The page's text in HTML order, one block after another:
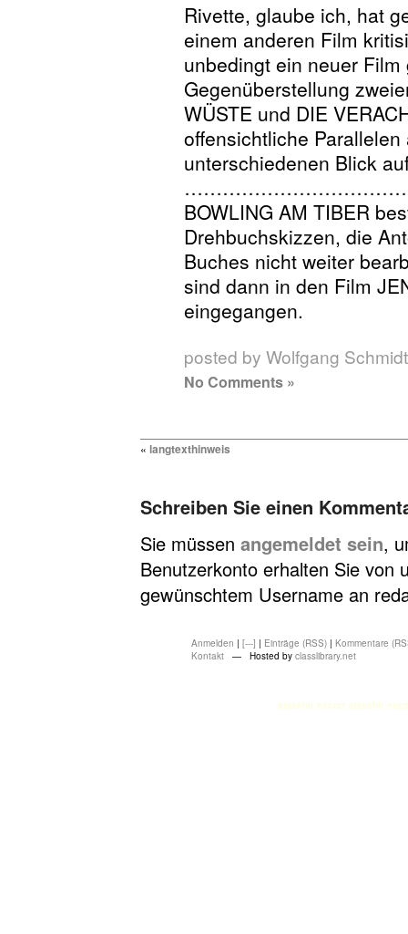
Rivette, glaube ich, hat
einem anderen Film
unbedingt ein neuer
Gegenüberstellung
WÜSTE und DIE
offensichtliche
unterschiedenen Blick
BOWLING AM TIBER
Drehbuchskizzen, die
Buches nicht weiter
sind dann in den Film
eingegangen.
posted by Wolfgang Schmidt
No Comments »
« langtexthinweis
Schreiben Sie einen
Sie müssen angemeldet sein,
Benutzerkonto erhalten Sie von
gewünschtem Username an
Anmelden | [---] | Einträge (RSS) | Kommentare
Kontakt — Hosted by classlibrary.net
atasehir escort atasehir